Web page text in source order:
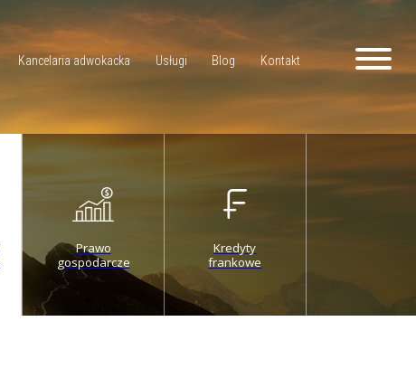
Kancelaria adwokacka Usługi Blog Kontakt
Prawo
gospodarcze
Kredyty
frankowe